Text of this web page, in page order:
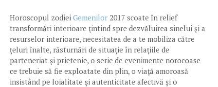
Horoscopul zodiei Gemenilor 2017 scoate în relief
transformări interioare ţintind spre dezvăluirea sinelui şi a
resurselor interioare, necesitatea de a te mobiliza către
ţeluri înalte, răsturnări de situaţie în relaţiile de
parteneriat şi prietenie, o serie de evenimente norocoase
ce trebuie să fie exploatate din plin, o viaţă amoroasă
insistând pe loialitate şi autenticitate afectivă şi o